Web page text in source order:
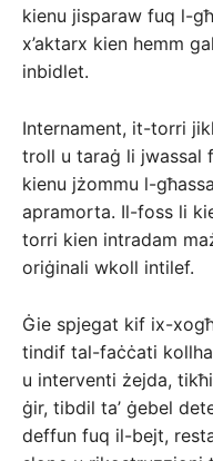
kienu jisparaw fuq l-
x’aktarx kien hemm
inbidlet.
Internament, it-torri
troll u taraġ li jwassal
kienu jżommu l-
apramorta. Il-foss li
torri kien intradam
oriġinali wkoll intilef.
Ġie spjegat kif ix-
tindif tal-faċċati
u interventi żejda,
ġir, tibdil ta’ ġebel
deffun fuq il-bejt,